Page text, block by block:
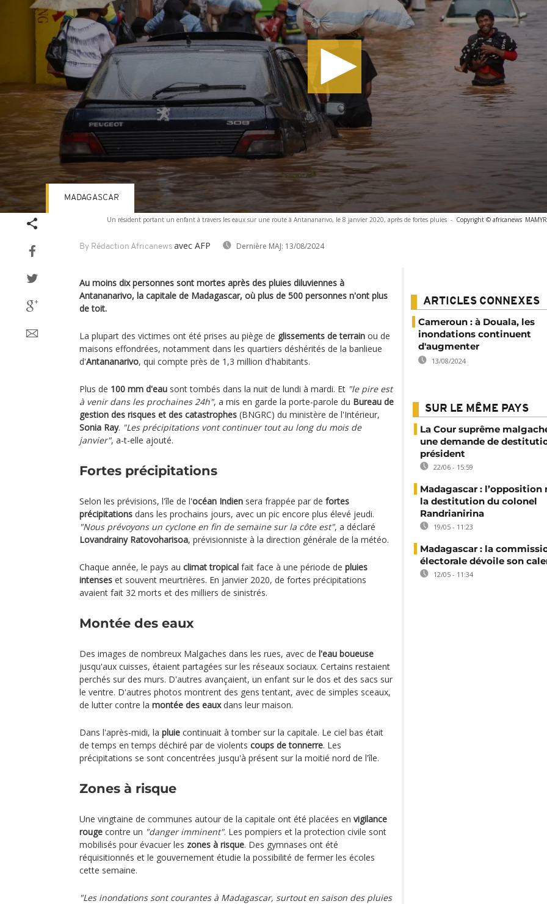
Un résident portant un enfant à travers les eaux sur une route à Antananarivo, le 8 janvier 2020, après de fortes pluies - Copyright © africanews
By Rédaction Africanews avec AFP Dernière MAJ: 13/08/2024
MADAGASCAR
Au moins dix personnes sont mortes après des pluies diluviennes à
Antananarivo, la capitale de Madagascar, où plus de 500 personnes n'ont plus
de toit.
La plupart des victimes ont été prises au piège de glissements de terrain ou de
maisons effondrées, notamment dans les quartiers déshérités de la banlieue
d'Antananarivo, qui compte près de 1,3 million d'habitants.
Plus de 100 mm d'eau sont tombés dans la nuit de lundi à mardi. Et "le pire est
à venir dans les prochaines 24h", a mis en garde la porte-parole du Bureau de
gestion des risques et des catastrophes (BNGRC) du ministère de l'Intérieur,
Sonia Ray. "Les précipitations vont continuer tout au long du mois de
janvier", a-t-elle ajouté.
Fortes précipitations
Selon les prévisions, l'île de l'océan Indien sera frappée par de fortes
précipitations dans les prochains jours, avec un pic encore plus élevé jeudi.
"Nous prévoyons un cyclone en fin de semaine sur la côte est", a déclaré
Lovandrainy Ratovoharisoa, prévisionniste à la direction générale de la météo.
Chaque année, le pays au climat tropical fait face à une période de pluies
intenses et souvent meurtrières. En janvier 2020, de fortes précipitations
avaient fait 32 morts et des milliers de sinistrés.
Montée des eaux
Des images de nombreux Malgaches dans les rues, avec de l'eau boueuse
jusqu'aux cuisses, étaient partagées sur les réseaux sociaux. Certains restaient
perchés sur des murs. D'autres avançaient, un enfant sur le dos et des sacs sur
le ventre. D'autres photos montrent des gens tentant, avec de simples sceaux,
de lutter contre la montée des eauxdans leur maison.
Dans l'après-midi, la pluie continuait à tomber sur la capitale. Le ciel bas était
de temps en temps déchiré par de violents coups de tonnerre. Les
précipitations se sont concentrées jusqu'à présent sur la moitié nord de l'île.
Zones à risque
Une vingtaine de communes autour de la capitale ont été placées en vigilance
rouge contre un "danger imminent". Les pompiers et la protection civile sont
mobilisés pour évacuer les zones à risque. Des gymnases ont été
réquisitionnés et le gouvernement étudie la possibilité de fermer les écoles
cette semaine.
"Les inondations sont courantes à Madagascar, surtout en saison des pluies
ARTICLES CONNEXES
Cameroun : à Douala, les
inondations continuent
d'augmenter
13/08/2024
SUR LE MÊME PAYS
La Cour suprême
une demande de
président
22/06 - 15:59
Madagascar : l’opposition
la destitution du colonel
Randrianirina
19/05 - 11:23
Madagascar : la
électorale dévoile son
12/05 - 11:34